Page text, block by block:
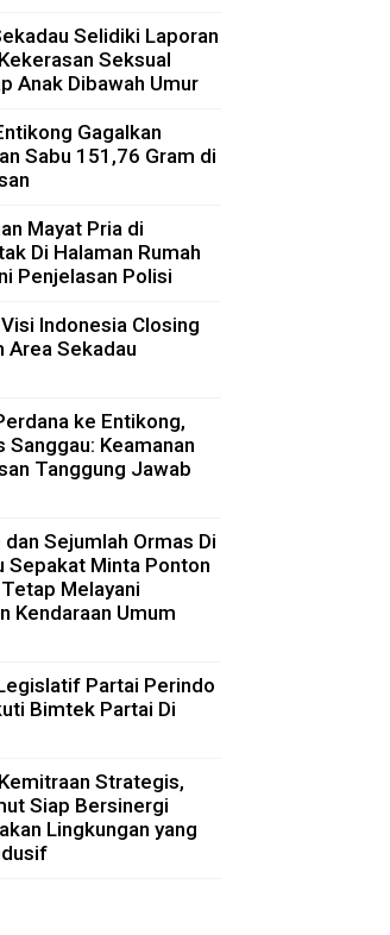
Selidiki Laporan
Seksual
Anak Dibawah Umur
Gagalkan
Sabu 151,76 Gram di
Mayat Pria di
Di Halaman Rumah
Penjelasan Polisi
Indonesia Closing
Area Sekadau
ke Entikong,
Sanggau: Keamanan
Tanggung Jawab
Sejumlah Ormas Di
Sepakat Minta Ponton
Melayani
Kendaraan Umum
Partai Perindo
Bimtek Partai Di
Strategis,
Siap Bersinergi
Lingkungan yang